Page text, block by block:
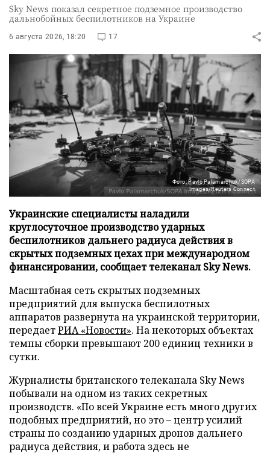
Sky News показал секретное подземное производство
дальнобойных беспилотников на Украине
6 августа 2026, 18:20 17
Фото: Pavlo Palamarchuk/SOPA
Images/Reuters Connect
Украинские специалисты наладили
круглосуточное производство ударных
беспилотников дальнего радиуса действия в
скрытых подземных цехах при международном
финансировании, сообщает телеканал Sky News.
Масштабная сеть скрытых подземных
предприятий для выпуска беспилотных
аппаратов развернута на украинской территории,
передаетРИА «Новости». На некоторых объектах
темпы сборки превышают 200 единиц техники в
сутки.
Журналисты британского телеканала Sky News
побывали на одном из таких секретных
производств. «По всей Украине есть много других
подобных предприятий, но это – центр усилий
страны по созданию ударных дронов дальнего
радиуса действия, и работа здесь не